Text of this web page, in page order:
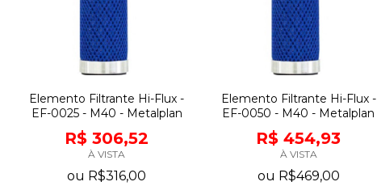
Elemento Filtrante Hi-Flux -
EF-0025 - M40 - Metalplan
R$ 306,52
À VISTA
ou R$316,00
Elemento Filtrante Hi-Flux -
EF-0050 - M40 - Metalplan
R$ 454,93
À VISTA
ou R$469,00